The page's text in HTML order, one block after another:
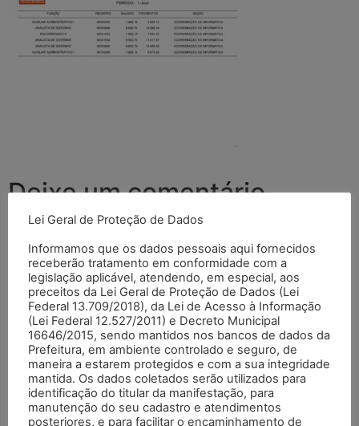
Deixe um comentário
O seu endereço de e-mail não será publicado.
obrigatórios são marcados com*
Comentário *
Lei Geral de Proteção de Dados
Informamos que os dados pessoais aqui fornecidos
receberão tratamento em conformidade com a
legislação aplicável, atendendo, em especial, aos
preceitos da Lei Geral de Proteção de Dados (Lei
Federal 13.709/2018), da Lei de Acesso à Informação
(Lei Federal 12.527/2011) e Decreto Municipal
16646/2015, sendo mantidos nos bancos de dados da
Prefeitura, em ambiente controlado e seguro, de
maneira a estarem protegidos e com a sua integridade
mantida. Os dados coletados serão utilizados para
identificação do titular da manifestação, para
manutenção do seu cadastro e atendimentos
posteriores, e para facilitar o encaminhamento de